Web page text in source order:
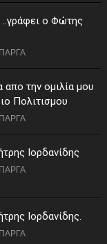
ο Φώτης
την ομιλία μου
Πολιτισμου
Ιορδανίδης
Ιορδανίδης.